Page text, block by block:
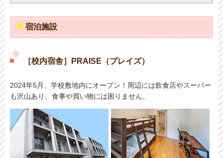
宿泊施設
［校内宿舎］PRAISE（プレイズ）
2024年5月、学校敷地内にオープン！周辺には飲食店やスーパー
も沢山あり、食事や買い物には困りません。